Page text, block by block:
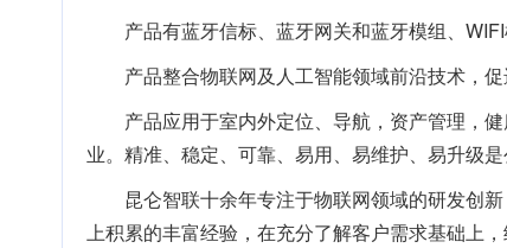
产品有蓝牙信标、蓝牙网关和蓝牙模组、
产品整合物联网及人工智能领域前沿技术，
产品应用于室内外定位、导航，资产管理，
业。精准、稳定、可靠、易用、易维护、易升级
昆仑智联十余年专注于物联网领域的研发创
上积累的丰富经验，在充分了解客户需求基础上